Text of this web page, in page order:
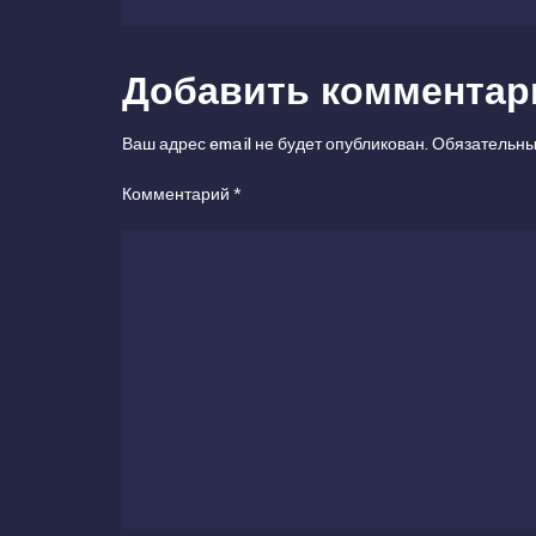
Добавить
Ваш адрес email не будет опубликован.
Комментарий *